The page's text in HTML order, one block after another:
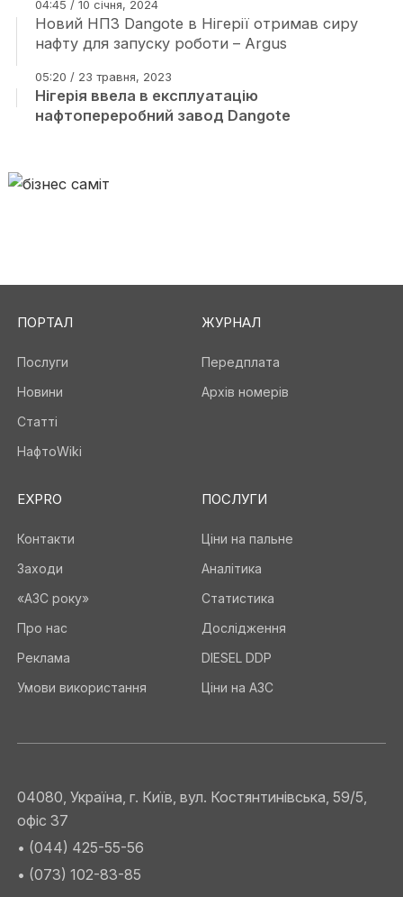
04:45 / 10 січня, 2024
Новий НПЗ Dangote в Нігерії отримав сиру
нафту для запуску роботи – Argus
05:20 / 23 травня, 2023
Нігерія ввела в експлуатацію
нафтопереробний завод Dangote
ПОРТАЛ
Послуги
Новини
Статті
НафтоWiki
ЖУРНАЛ
Передплата
Архів номерів
EXPRO
Контакти
Заходи
«АЗС року»
Про нас
Реклама
Умови використання
ПОСЛУГИ
Ціни на пальне
Аналітика
Статистика
Дослідження
DIESEL DDP
Ціни на АЗС
04080, Україна, г. Київ, вул. Костянтинівська, 59/5,
офіс 37
• (044) 425-55-56
• (073) 102-83-85